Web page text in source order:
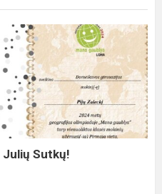
Julių Sutkų!